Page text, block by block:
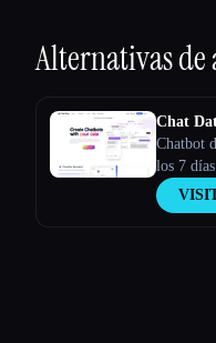
Alternativas de
Chat
Chatbot
los 7